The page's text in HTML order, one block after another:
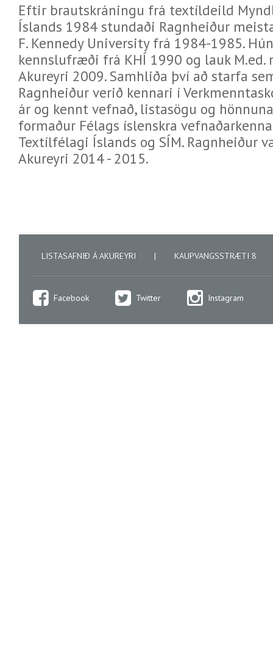
Eftir brautskráningu frá textíldeild
Íslands 1984 stundaði Ragnheiður
F. Kennedy University frá 1984-1985.
kennslufræði frá KHÍ 1990 og lauk M.ed.
Akureyri 2009. Samhliða því að starfa
Ragnheiður verið kennari í
ár og kennt vefnað, listasögu og
formaður Félags íslenskra
Textílfélagi Íslands og SÍM. Ragnheiður
Akureyri 2014 - 2015.
LISTASAFNIÐ Á AKUREYRI | KAUPVANGSSTRÆTI 8
Facebook Twitter Instagram